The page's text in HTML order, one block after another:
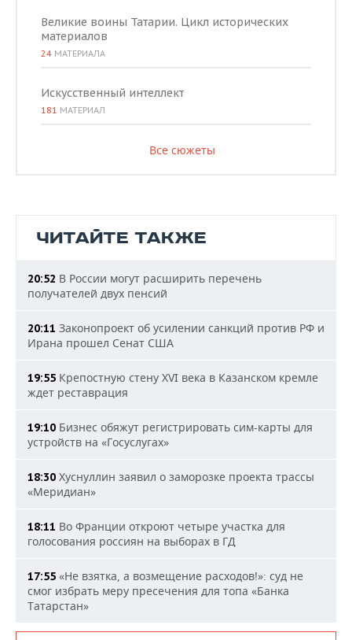
Великие воины Татарии. Цикл исторических
материалов
24 МАТЕРИАЛА
Искусственный интеллект
181 МАТЕРИАЛ
Все сюжеты
ЧИТАЙТЕ ТАКЖЕ
20:52 В России могут расширить перечень
получателей двух пенсий
20:11 Законопроект об усилении санкций против РФ и
Ирана прошел Сенат США
19:55 Крепостную стену XVI века в Казанском кремле
ждет реставрация
19:10 Бизнес обяжут регистрировать сим-карты для
устройств на «Госуслугах»
18:30 Хуснуллин заявил о заморозке проекта трассы
«Меридиан»
18:11 Во Франции откроют четыре участка для
голосования россиян на выборах в ГД
17:55 «Не взятка, а возмещение расходов!»: суд не
смог избрать меру пресечения для топа «Банка
Татарстан»